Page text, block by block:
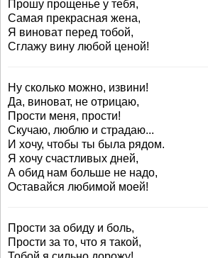
Прошу прощенье у тебя,
Самая прекрасная жена,
Я виноват перед тобой,
Сглажу вину любой ценой!
Ну сколько можно, извини!
Да, виноват, не отрицаю,
Прости меня, прости!
Скучаю, люблю и страдаю...
И хочу, чтобы ты была рядом.
Я хочу счастливых дней,
А обид нам больше не надо,
Оставайся любимой моей!
Прости за обиду и боль,
Прости за то, что я такой,